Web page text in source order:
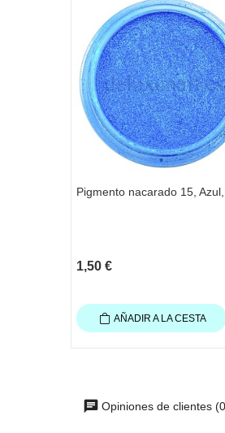
Pigmento nacarado 15, Azul,
1,50 €
AÑADIR A LA CESTA
Opiniones de clientes